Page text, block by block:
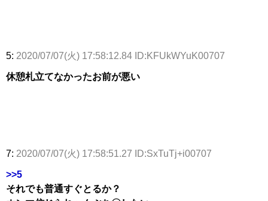
5: 2020/07/07(火) 17:58:12.84 ID:KFUkWYuK00707
休憩札立てなかったお前が悪い
7: 2020/07/07(火) 17:58:51.27 ID:SxTuTj+i00707
>>5
それでも普通すぐとるか？